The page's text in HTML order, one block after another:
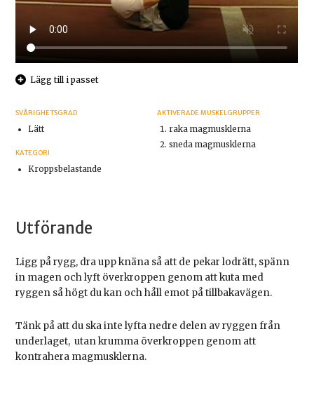
Lägg till i passet
SVÅRIGHETSGRAD
Lätt
KATEGORI
Kroppsbelastande
AKTIVERADE MUSKELGRUPPER
raka magmusklerna
sneda magmusklerna
Utförande
Ligg på rygg, dra upp knäna så att de pekar lodrätt, spänn
in magen och lyft överkroppen genom att kuta med
ryggen så högt du kan och håll emot på tillbakavägen.
Tänk på att du ska inte lyfta nedre delen av ryggen från
underlaget, utan krumma överkroppen genom att
kontrahera magmusklerna.